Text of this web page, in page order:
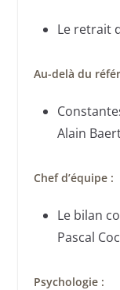
Le retrait
Au-delà du
Alain
Chef d’équipe :
Le bilan
Pascal
Psychologie :